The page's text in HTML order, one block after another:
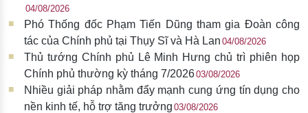
04/08/2026
Phó Thống đốc Phạm Tiến Dũng tham gia Đoàn công
tác của Chính phủ tại Thụy Sĩ và Hà Lan 04/08/2026
Thủ tướng Chính phủ Lê Minh Hưng chủ trì phiên họp
Chính phủ thường kỳ tháng 7/202603/08/2026
Nhiều giải pháp nhằm đẩy mạnh cung ứng tín dụng cho
nền kinh tế, hỗ trợ tăng trưởng 03/08/2026